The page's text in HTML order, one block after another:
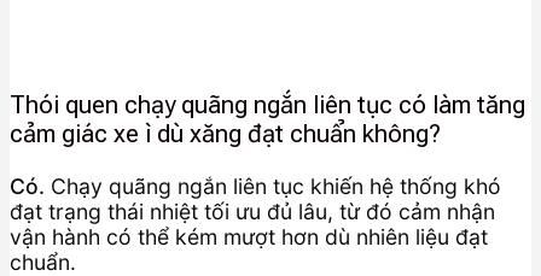
Thói quen chạy quãng ngắn liên tục có làm tăng
cảm giác xe ì dù xăng đạt chuẩn không?
Có. Chạy quãng ngắn liên tục khiến hệ thống khó
đạt trạng thái nhiệt tối ưu đủ lâu, từ đó cảm nhận
vận hành có thể kém mượt hơn dù nhiên liệu đạt
chuẩn.